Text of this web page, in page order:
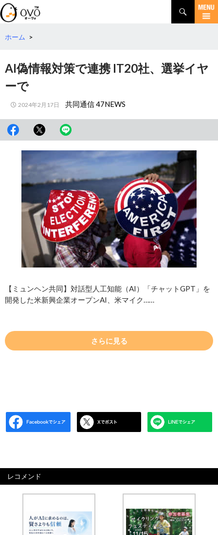
検
索
コ
テ
へ
動
ホーム >
AI偽情報対策で連携 IT20社、選挙イヤ
ーで
2024年2月17日 共同通信 47NEWS
【ミュンヘン共同】対話型人工知能（AI）「チャットGPT」を
開発した米新興企業オープンAI、米マイク……
さらに見る
レコメンド